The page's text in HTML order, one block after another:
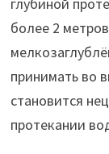
более 2
принимать во
становится
протекании